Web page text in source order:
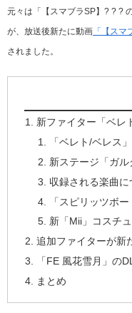
元々は「【スマブラSP】? ? ?
が、放送後新たに動画 「【ス
されました。
新ファイター「ベレ
「ベレト/ベレス
新ステージ「ガ
収録される楽曲に
「スピリッツボ
新「Mii」コスチ
追加ファイターが新
「FE 風花雪月」の
まとめ